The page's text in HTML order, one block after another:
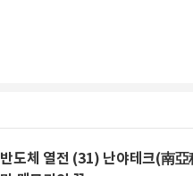
반도체 열전 (31) 난야테크(南